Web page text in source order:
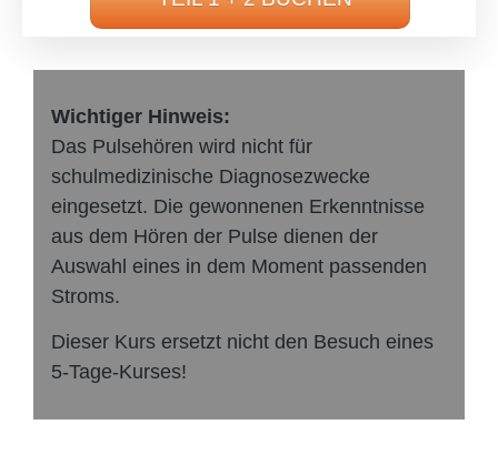
Wichtiger Hinweis:
Das Pulsehören wird nicht für
schulmedizinische Diagnosezwecke
eingesetzt. Die gewonnenen Erkenntnisse
aus dem Hören der Pulse dienen der
Auswahl eines in dem Moment passenden
Stroms.
Dieser Kurs ersetzt nicht den Besuch eines
5-Tage-Kurses!